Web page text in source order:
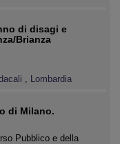
di disagi e
Brianza
, Lombardia
di Milano.
Pubblico e della